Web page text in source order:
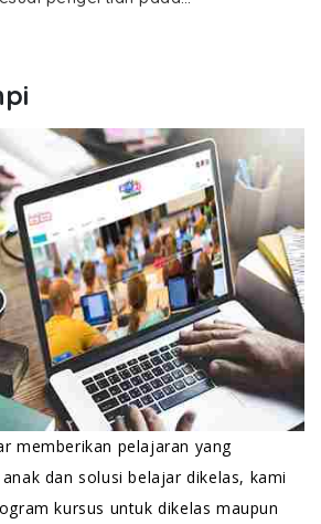
memberikan pelajaran yang
dan solusi belajar dikelas, kami
kursus untuk dikelas maupun